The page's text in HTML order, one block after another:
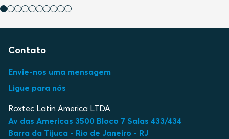
Contato
Envie-nos uma mensagem
Ligue para nós
Roxtec Latin America LTDA
Av das Americas 3500 Bloco 7 Salas 433/434
Barra da Tijuca - Rio de Janeiro - RJ